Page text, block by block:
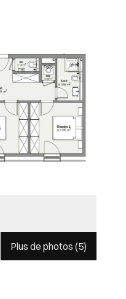
Plus de photos (5)